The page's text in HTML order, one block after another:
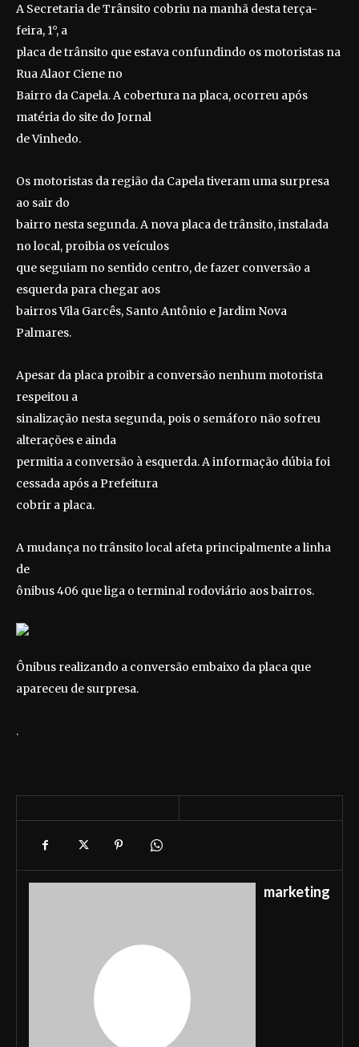
A Secretaria de Trânsito cobriu na manhã desta terça-
feira, 1°, a
placa de trânsito que estava confundindo os motoristas na
Rua Alaor Ciene no
Bairro da Capela. A cobertura na placa, ocorreu após
matéria do site do Jornal
de Vinhedo.
Os motoristas da região da Capela tiveram uma surpresa
ao sair do
bairro nesta segunda. A nova placa de trânsito, instalada
no local, proibia os veículos
que seguiam no sentido centro, de fazer conversão a
esquerda para chegar aos
bairros Vila Garcês, Santo Antônio e Jardim Nova
Palmares.
Apesar da placa proibir a conversão nenhum motorista
respeitou a
sinalização nesta segunda, pois o semáforo não sofreu
alterações e ainda
permitia a conversão à esquerda. A informação dúbia foi
cessada após a Prefeitura
cobrir a placa.
A mudança no trânsito local afeta principalmente a linha
de
ônibus 406 que liga o terminal rodoviário aos bairros.
Ônibus realizando a conversão embaixo da placa que
apareceu de surpresa.
.
marketing